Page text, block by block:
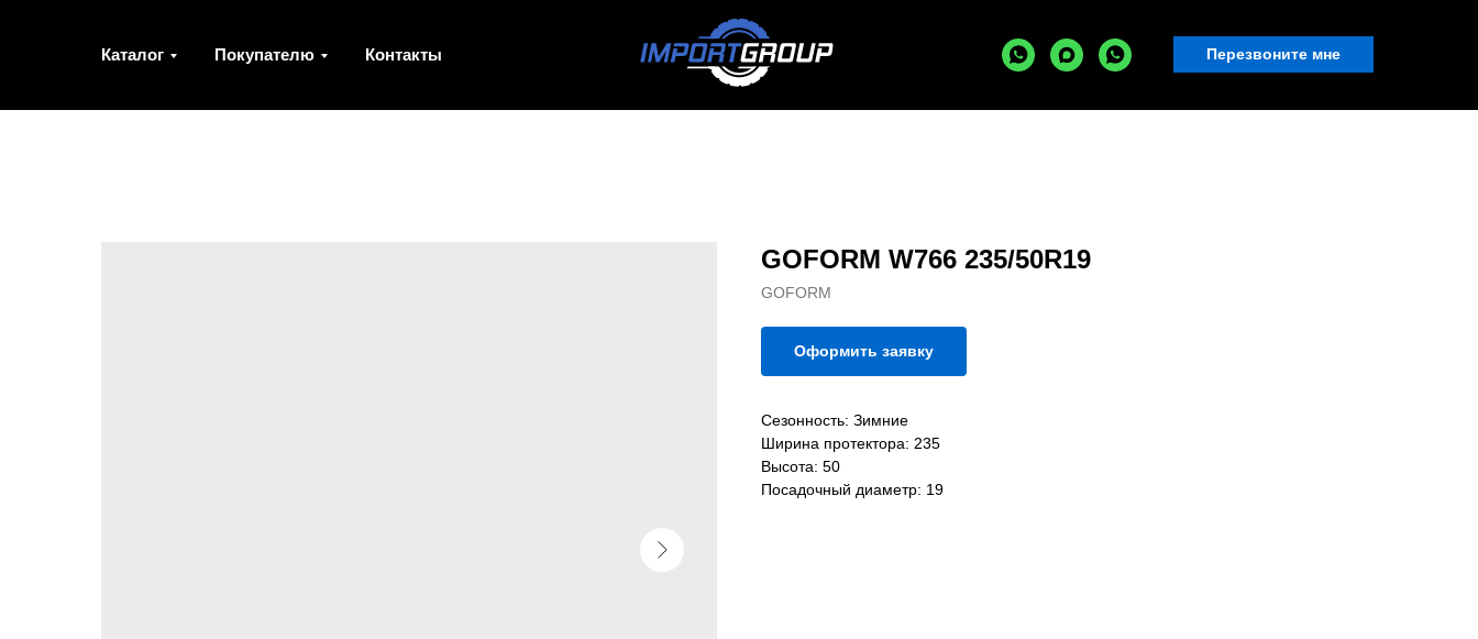
Каталог Покупателю Контакты Перезвоните мне
GOFORM W766 235/50R19
GOFORM
Оформить заявку
Сезонность: Зимние
Ширина протектора: 235
Высота: 50
Посадочный диаметр: 19